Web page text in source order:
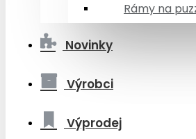
Rámy na
Novinky
Výrobci
Výprodej